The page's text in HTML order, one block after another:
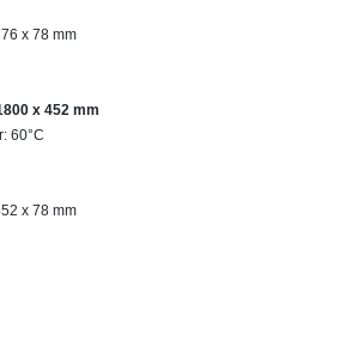
x 78 mm
x 452 mm
60°C
x 78 mm